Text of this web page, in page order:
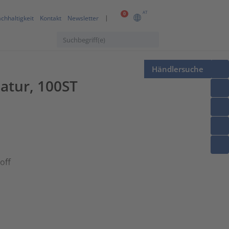
0 AT
Kontakt Newsletter
Händlersuche
100ST